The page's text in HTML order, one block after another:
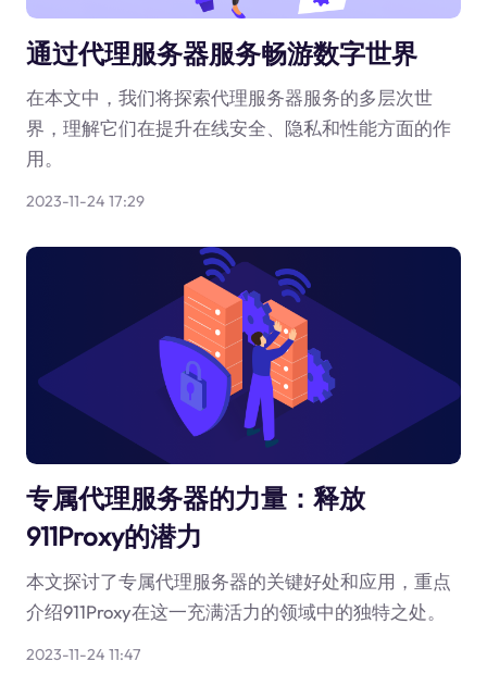
通过代理服务器服务畅游数字世界
在本文中，我们将探索代理服务器服务的多层次世
界，理解它们在提升在线安全、隐私和性能方面的作
用。
2023-11-24 17:29
专属代理服务器的力量：释放
911Proxy的潜力
本文探讨了专属代理服务器的关键好处和应用，重点
介绍911Proxy在这一充满活力的领域中的独特之处。
2023-11-24 11:47